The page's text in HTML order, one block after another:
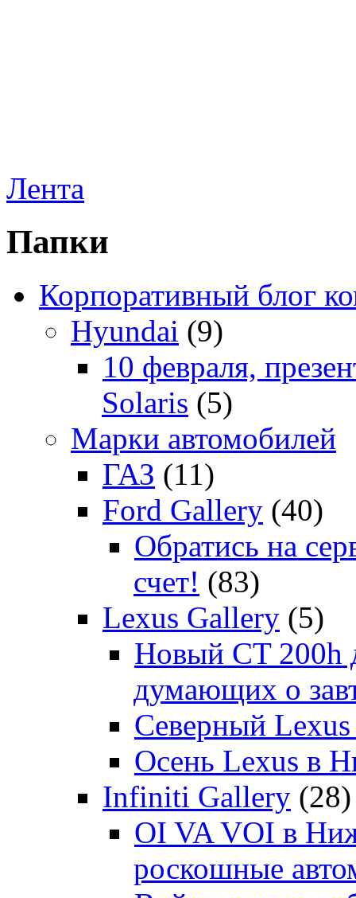
Лента
Папки
Корпоративный блог
Hyundai (9)
10 февраля,
Solaris (5)
Марки автомобилей
ГАЗ (11)
Ford Gallery (40)
Обратись на
счет! (83)
Lexus Gallery (5)
Новый CT 200h
думающих о
Северный Lexus
Осень Lexus в
Infiniti Gallery (28)
OI VA VOI в
роскошные